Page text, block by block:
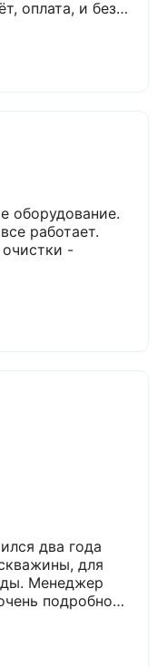
оплата, и без
и пыли),
оборудование.
работает.
очистки -
для
Менеджер
подробно
пригласил в
Оборудование